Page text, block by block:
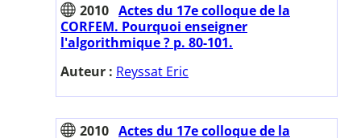
2010 Actes du 17e colloque de la
CORFEM. Pourquoi enseigner
l'algorithmique ? p. 80-101.
Auteur : Reyssat Eric
2010 Actes du 17e colloque de la